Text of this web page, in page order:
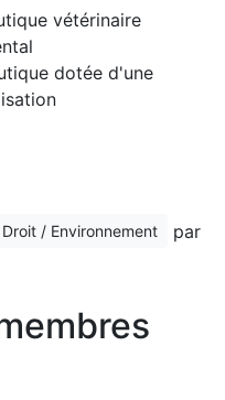
vétérinaire
dotée d'une
/ Environnement
par